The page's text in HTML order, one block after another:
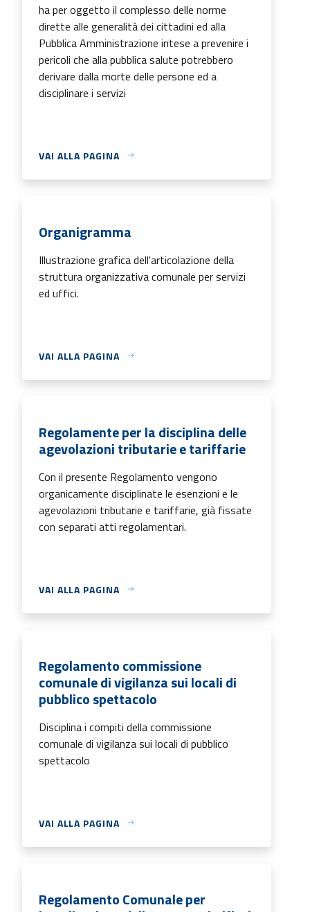
ha per oggetto il complesso delle norme
dirette alle generalità dei cittadini ed alla
Pubblica Amministrazione intese a prevenire i
pericoli che alla pubblica salute potrebbero
derivare dalla morte delle persone ed a
disciplinare i servizi
VAI ALLA PAGINA
Organigramma
Illustrazione grafica dell'articolazione della
struttura organizzativa comunale per servizi
ed uffici.
VAI ALLA PAGINA
Regolamente per la disciplina delle
agevolazioni tributarie e tariffarie
Con il presente Regolamento vengono
organicamente disciplinate le esenzioni e le
agevolazioni tributarie e tariffarie, già fissate
con separati atti regolamentari.
VAI ALLA PAGINA
Regolamento commissione
comunale di vigilanza sui locali di
pubblico spettacolo
Disciplina i compiti della commissione
comunale di vigilanza sui locali di pubblico
spettacolo
VAI ALLA PAGINA
Regolamento Comunale per